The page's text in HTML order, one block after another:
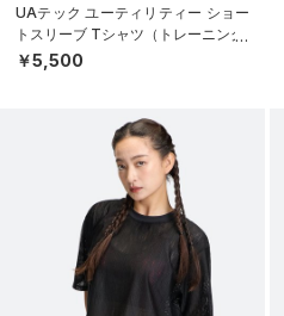
UAテック ユーティリティー ショー
トスリーブ Tシャツ（トレーニング/
MEN）
￥5,500